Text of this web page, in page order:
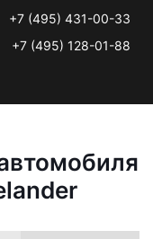
+7 (495) 431-00-33
+7 (495) 128-01-88